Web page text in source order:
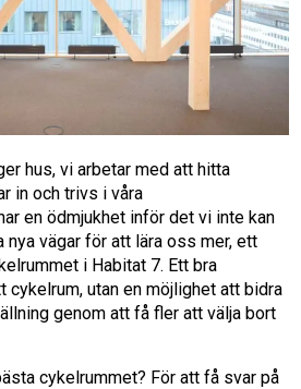
hus, vi arbetar med att hitta
in och trivs i våra
en ödmjukhet inför det vi inte kan
nya vägar för att lära oss mer, ett
i Habitat 7. Ett bra
cykelrum, utan en möjlighet att bidra
genom att få fler att välja bort
cykelrummet? För att få svar på